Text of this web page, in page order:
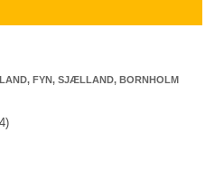
FYN, SJÆLLAND, BORNHOLM